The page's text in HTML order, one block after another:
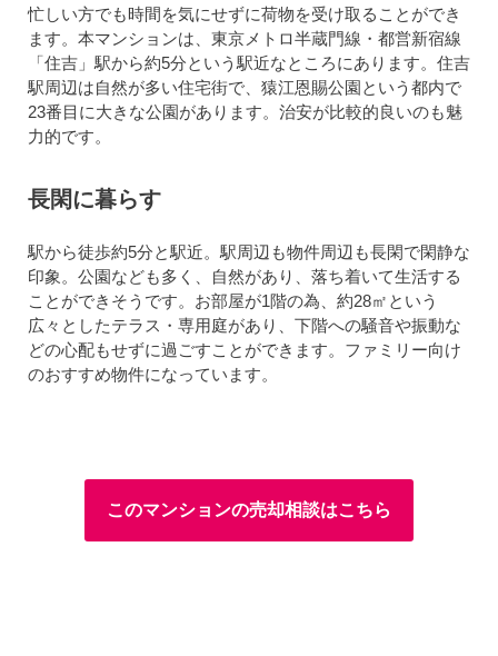
忙しい方でも時間を気にせずに荷物を受け取ることができ
ます。本マンションは、東京メトロ半蔵門線・都営新宿線
「住吉」駅から約5分という駅近なところにあります。住吉
駅周辺は自然が多い住宅街で、猿江恩賜公園という都内で
23番目に大きな公園があります。治安が比較的良いのも魅
力的です。
長閑に暮らす
駅から徒歩約5分と駅近。駅周辺も物件周辺も長閑で閑静な
印象。公園なども多く、自然があり、落ち着いて生活する
ことができそうです。お部屋が1階の為、約28㎡という
広々としたテラス・専用庭があり、下階への騒音や振動な
どの心配もせずに過ごすことができます。ファミリー向け
のおすすめ物件になっています。
このマンションの売却相談はこちら